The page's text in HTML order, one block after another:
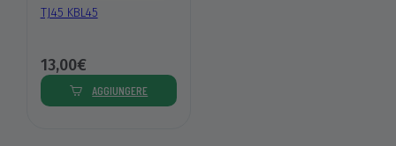
TJ45 KBL45
13,00€
AGGIUNGERE